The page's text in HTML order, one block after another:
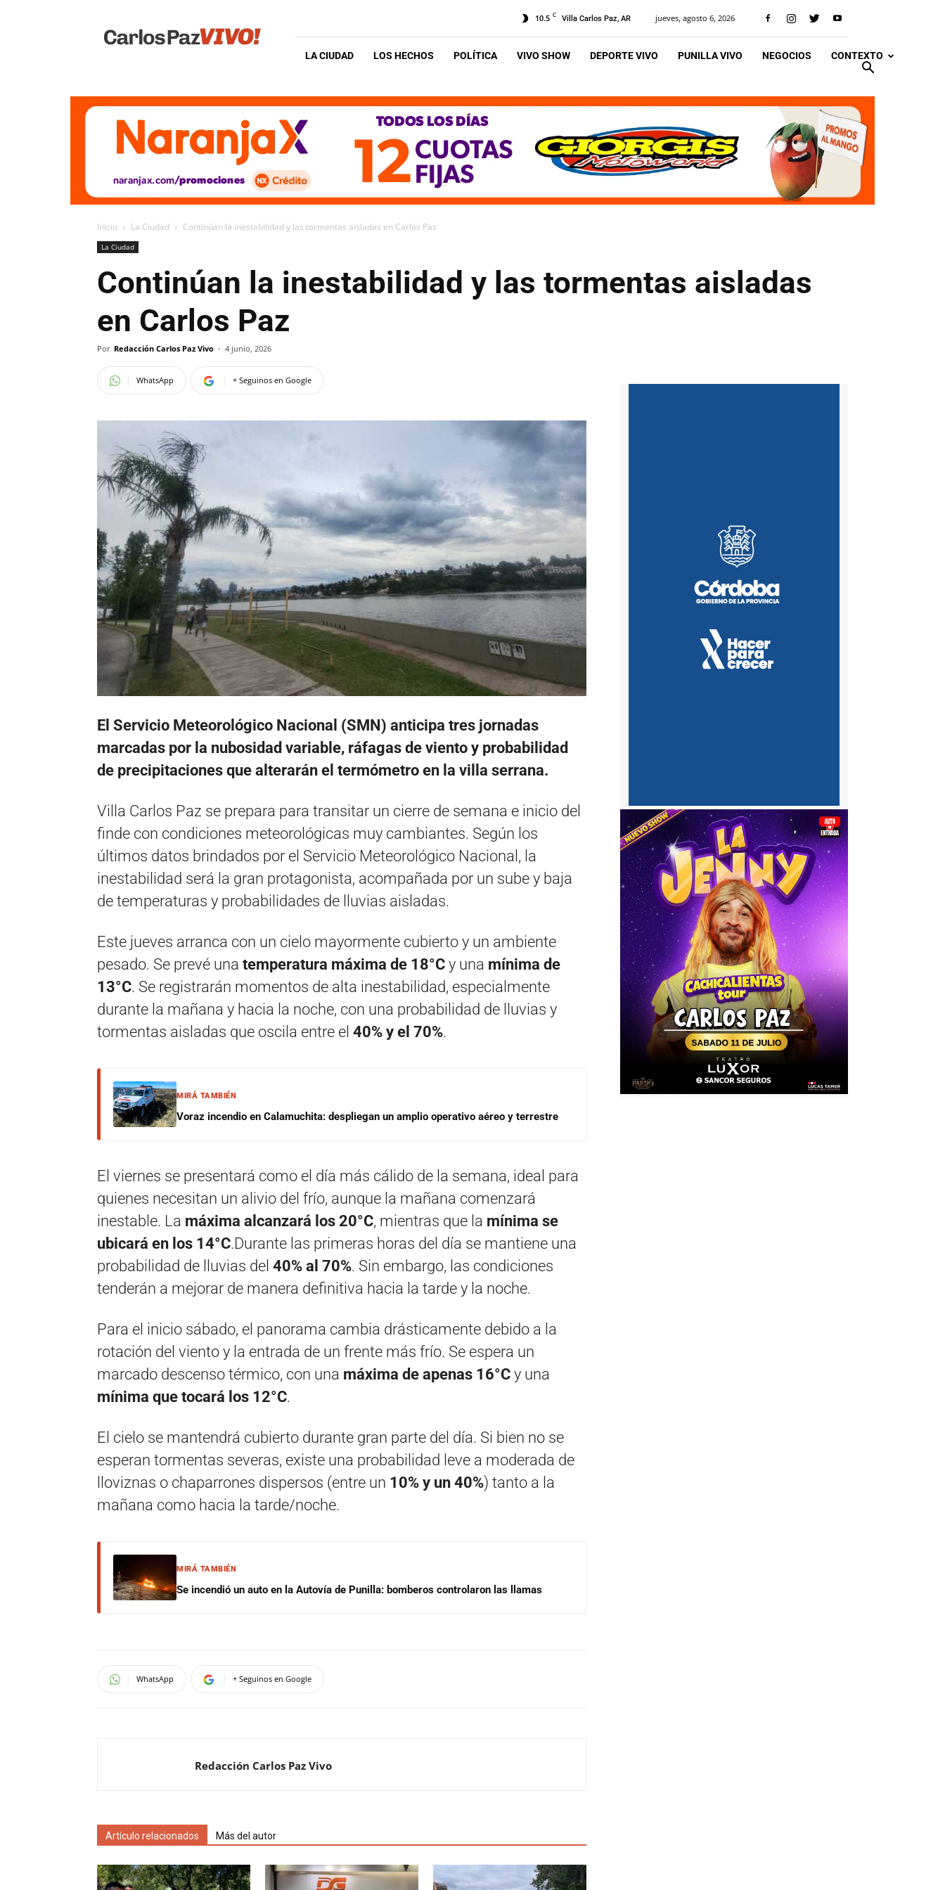
Vivo
10.5 C Villa Carlos Paz, AR jueves, agosto 6, 2026
LA CIUDAD LOS HECHOS POLÍTICA VIVO SHOW DEPORTE VIVO PUNILLA VIVO NEGOCIOS CONTEXTO
Inicio La Ciudad Continúan la inestabilidad y las tormentas aisladas en Carlos Paz
La Ciudad
Continúan la inestabilidad y las tormentas aisladas
en Carlos Paz
Por Redacción Carlos Paz Vivo - 4 junio, 2026
WhatsApp + Seguinos en Google
El Servicio Meteorológico Nacional (SMN) anticipa tres jornadas
marcadas por la nubosidad variable, ráfagas de viento y probabilidad
de precipitaciones que alterarán el termómetro en la villa serrana.
Villa Carlos Paz se prepara para transitar un cierre de semana e inicio del
finde con condiciones meteorológicas muy cambiantes. Según los
últimos datos brindados por el Servicio Meteorológico Nacional, la
inestabilidad será la gran protagonista, acompañada por un sube y baja
de temperaturas y probabilidades de lluvias aisladas.
Este jueves arranca con un cielo mayormente cubierto y un ambiente
pesado. Se prevé una temperatura máxima de 18°C y una mínima de
13°C. Se registrarán momentos de alta inestabilidad, especialmente
durante la mañana y hacia la noche, con una probabilidad de lluvias y
tormentas aisladas que oscila entre el 40% y el 70%.
MIRÁ TAMBIÉN
Voraz incendio en Calamuchita: despliegan un amplio operativo aéreo y terrestre
El viernes se presentará como el día más cálido de la semana, ideal para
quienes necesitan un alivio del frío, aunque la mañana comenzará
inestable. La máxima alcanzará los 20°C, mientras que la mínima se
ubicará en los 14°C.Durante las primeras horas del día se mantiene una
probabilidad de lluvias del 40% al 70%. Sin embargo, las condiciones
tenderán a mejorar de manera definitiva hacia la tarde y la noche.
Para el inicio sábado, el panorama cambia drásticamente debido a la
rotación del viento y la entrada de un frente más frío. Se espera un
marcado descenso térmico, con una máxima de apenas 16°C y una
mínima que tocará los 12°C.
El cielo se mantendrá cubierto durante gran parte del día. Si bien no se
esperan tormentas severas, existe una probabilidad leve a moderada de
lloviznas o chaparrones dispersos (entre un 10% y un 40%) tanto a la
mañana como hacia la tarde/noche.
MIRÁ TAMBIÉN
Se incendió un auto en la Autovía de Punilla: bomberos controlaron las llamas
WhatsApp + Seguinos en Google
Redacción Carlos Paz Vivo
Artículo relacionados Más del autor